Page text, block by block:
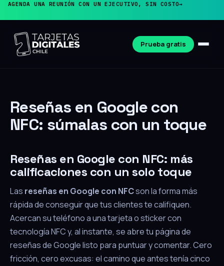
AGENDA UNA REUNIÓN CON UN EJECUTIVO, SIN COSTO→
Prueba gratis
Reseñas en Google con
NFC: súmalas con un toque
Reseñas en Google con NFC: más
calificaciones con un solo toque
Las reseñas en Google con NFCson la forma más
rápida de conseguir que tus clientes te califiquen.
Acercan su teléfono a una tarjeta o sticker con
tecnología NFC y, al instante, se abre tu página de
reseñas de Google listo para puntuar y comentar. Cero
fricción, cero excusas: el camino que antes tenía cinco